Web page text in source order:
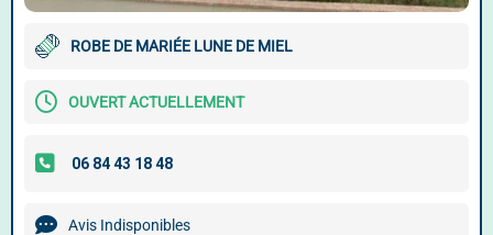
ROBE DE MARIÉE LUNE DE MIEL
OUVERT ACTUELLEMENT
Avis Indisponibles